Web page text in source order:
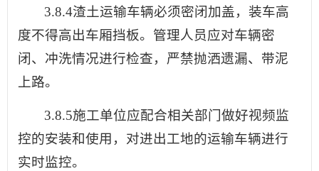
3.8.4渣土运输车辆必须密闭加盖，装车高
度不得高出车厢挡板。管理人员应对车辆密
闭、冲洗情况进行检查，严禁抛洒遗漏、带泥
上路。
3.8.5施工单位应配合相关部门做好视频监
控的安装和使用，对进出工地的运输车辆进行
实时监控。